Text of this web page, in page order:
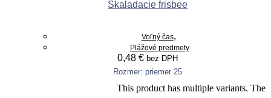
Skaladacie frisbee
Voľný čas,
Plážové predmety
0,48 € bez DPH
Rozmer: priemer 25
This product has multiple variants. The